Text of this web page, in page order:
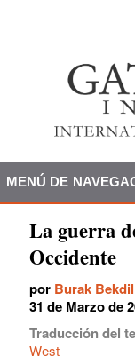
MENÚ DE
La guerra
Occidente
por Burak Bekdil
31 de Marzo de
Traducción del
West